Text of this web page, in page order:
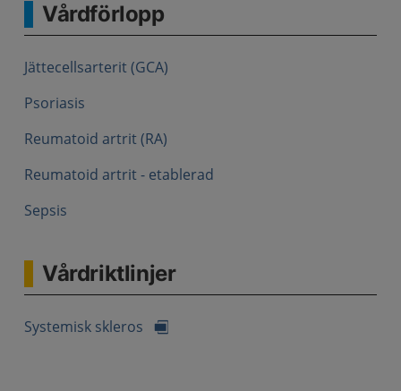
Vårdförlopp
Jättecellsarterit (GCA)
Psoriasis
Reumatoid artrit (RA)
Reumatoid artrit - etablerad
Sepsis
Vårdriktlinjer
Systemisk skleros